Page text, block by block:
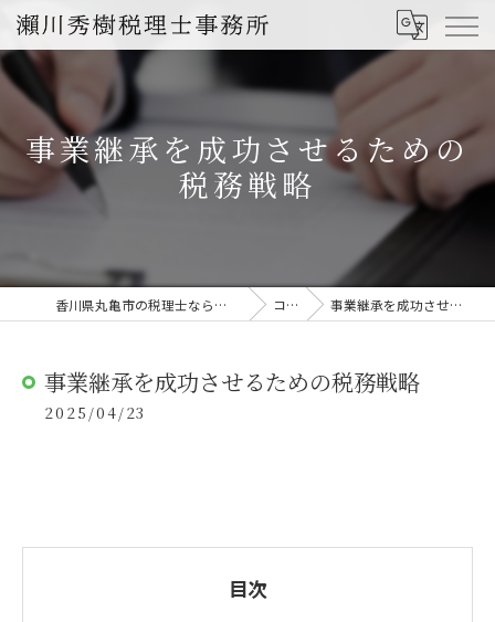
事業継承を成功させるための
税務戦略
香川県丸亀市の税理士なら瀨川秀樹税理士事務所 コラム 事業継承を成功させるための税務戦略
事業継承を成功させるための税務戦略
2025/04/23
目次